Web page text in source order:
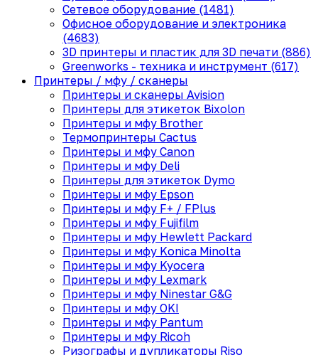
Сетевое оборудование (1481)
Офисное оборудование и электроника
(4683)
3D принтеры и пластик для 3D печати (886)
Greenworks - техника и инструмент (617)
Принтеры / мфу / сканеры
Принтеры и сканеры Avision
Принтеры для этикеток Bixolon
Принтеры и мфу Brother
Термопринтеры Cactus
Принтеры и мфу Canon
Принтеры и мфу Deli
Принтеры для этикеток Dymo
Принтеры и мфу Epson
Принтеры и мфу F+ / FPlus
Принтеры и мфу Fujifilm
Принтеры и мфу Hewlett Packard
Принтеры и мфу Konica Minolta
Принтеры и мфу Kyocera
Принтеры и мфу Lexmark
Принтеры и мфу Ninestar G&G
Принтеры и мфу OKI
Принтеры и мфу Pantum
Принтеры и мфу Ricoh
Ризографы и дупликаторы Riso